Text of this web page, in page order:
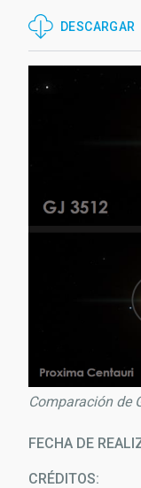
la
DESCARGAR
Comparación de
FECHA DE
CRÉDITOS